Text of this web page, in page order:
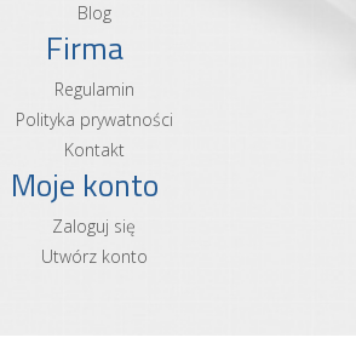
Blog
Firma
Regulamin
Polityka prywatności
Kontakt
Moje konto
Zaloguj się
Utwórz konto